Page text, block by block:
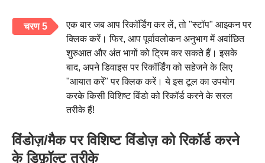
चरण 5
एक बार जब आप रिकॉर्डिंग कर लें, तो "स्टॉप" आइकन पर
क्लिक करें। फिर, आप पूर्वावलोकन अनुभाग में अवांछित
शुरुआत और अंत भागों को ट्रिम कर सकते हैं। इसके
बाद, अपने डिवाइस पर रिकॉर्डिंग को सहेजने के लिए
"आयात करें" पर क्लिक करें। ये इस टूल का उपयोग
करके किसी विशिष्ट विंडो को रिकॉर्ड करने के सरल
तरीके हैं!
विंडोज़/मैक पर विशिष्ट विंडोज़ को रिकॉर्ड करने
के डिफ़ॉल्ट तरीके